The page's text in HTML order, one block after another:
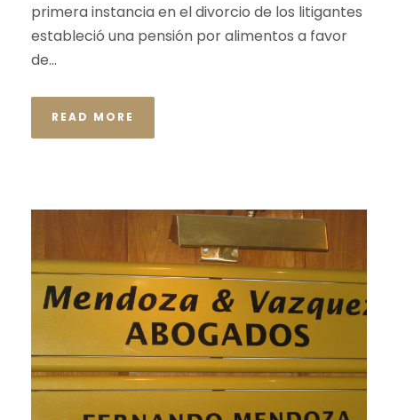
primera instancia en el divorcio de los litigantes
estableció una pensión por alimentos a favor
de...
READ MORE